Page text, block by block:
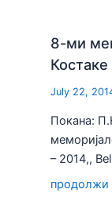
8-ми
July 22,
Покана:
– 2014,,
продолжи